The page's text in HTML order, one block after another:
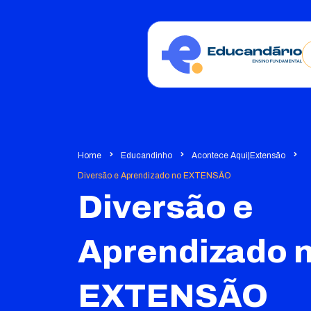
Home Educandinho Acontece Aqui|Extensão
Diversão e Aprendizado no EXTENSÃO
Diversão e
Aprendizado
EXTENSÃO